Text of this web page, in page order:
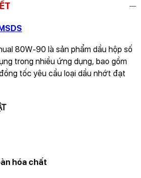
80W-90 là sản phẩm dầu hộp số
trong nhiều ứng dụng, bao gồm
tốc yêu cầu loại dầu nhớt đạt
hóa chất